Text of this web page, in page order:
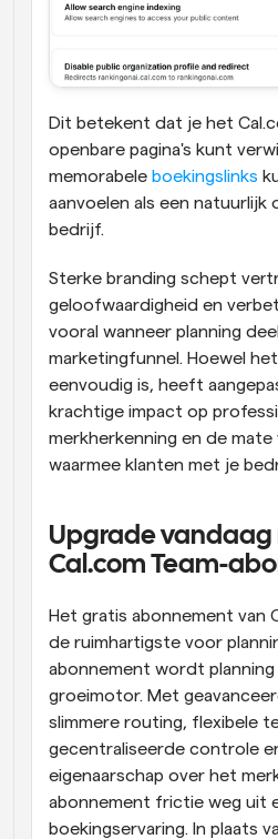
Dit betekent dat je het
openbare pagina's kunt
memorabele boekingslinks
aanvoelen als een natuurlijk
bedrijf.
Sterke branding schept
geloofwaardigheid en
vooral wanneer planning
marketingfunnel. Hoewel
eenvoudig is, heeft
krachtige impact op
merkherkenning en de
waarmee klanten met je
Upgrade vandaag
Cal.com Team-
Het gratis abonnement van
de ruimhartigste voor
abonnement wordt
groeimotor. Met
slimmere routing, flexibele
gecentraliseerde controle
eigenaarschap over het
abonnement frictie weg uit
boekingservaring. In plaats